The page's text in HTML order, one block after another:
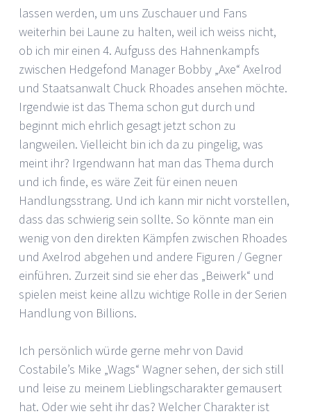
lassen werden, um uns Zuschauer und Fans
weiterhin bei Laune zu halten, weil ich weiss nicht,
ob ich mir einen 4. Aufguss des Hahnenkampfs
zwischen Hedgefond Manager Bobby „Axe“ Axelrod
und Staatsanwalt Chuck Rhoades ansehen möchte.
Irgendwie ist das Thema schon gut durch und
beginnt mich ehrlich gesagt jetzt schon zu
langweilen. Vielleicht bin ich da zu pingelig, was
meint ihr? Irgendwann hat man das Thema durch
und ich finde, es wäre Zeit für einen neuen
Handlungsstrang. Und ich kann mir nicht vorstellen,
dass das schwierig sein sollte. So könnte man ein
wenig von den direkten Kämpfen zwischen Rhoades
und Axelrod abgehen und andere Figuren / Gegner
einführen. Zurzeit sind sie eher das „Beiwerk“ und
spielen meist keine allzu wichtige Rolle in der Serien
Handlung von Billions.
Ich persönlich würde gerne mehr von David
Costabile’s Mike „Wags“ Wagner sehen, der sich still
und leise zu meinem Lieblingscharakter gemausert
hat. Oder wie seht ihr das? Welcher Charakter ist